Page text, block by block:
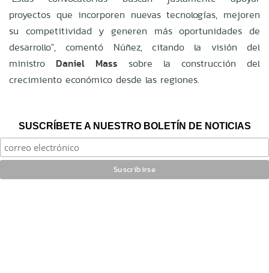
proyectos que incorporen nuevas tecnologías, mejoren
su competitividad y generen más oportunidades de
desarrollo", comentó Núñez, citando la visión del
ministro Daniel Mass sobre la construcción del
crecimiento económico desde las regiones.
SUSCRÍBETE A NUESTRO BOLETÍN DE NOTICIAS